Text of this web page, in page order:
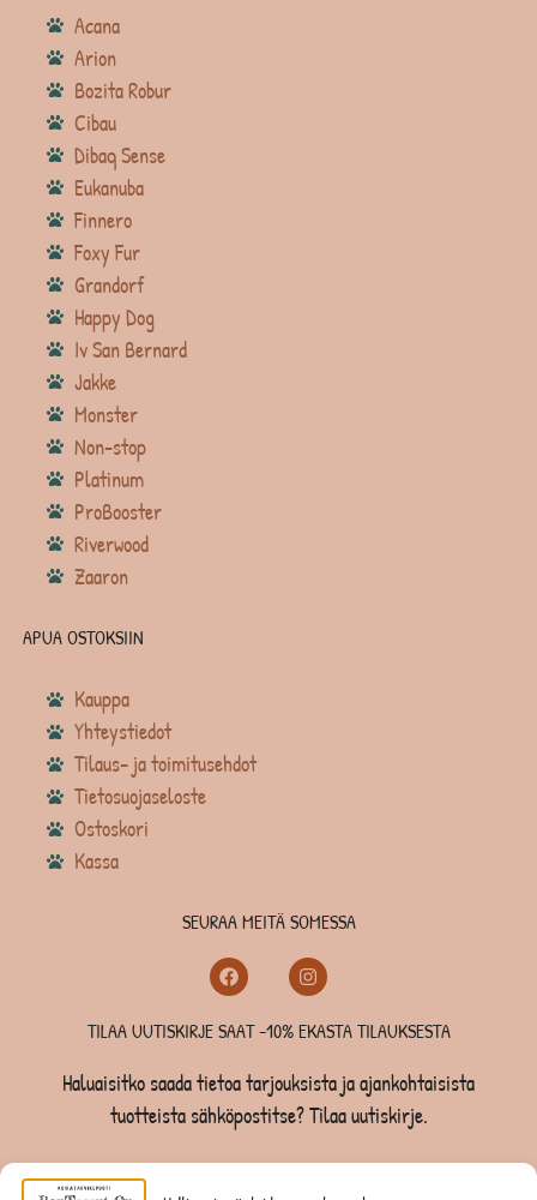
Acana
Arion
Bozita Robur
Cibau
Dibaq Sense
Eukanuba
Finnero
Foxy Fur
Grandorf
Happy Dog
Iv San Bernard
Jakke
Monster
Non-stop
Platinum
ProBooster
Riverwood
Zaaron
APUA OSTOKSIIN
Kauppa
Yhteystiedot
Tilaus- ja toimitusehdot
Tietosuojaseloste
Ostoskori
Kassa
SEURAA MEITÄ SOMESSA
TILAA UUTISKIRJE SAAT -10% EKASTA TILAUKSESTA
Haluaisitko saada tietoa tarjouksista ja ajankohtaisista
tuotteista sähköpostitse? Tilaa uutiskirje.
TILAA UUTISKIRJE -SAAT -10% EKASTA TILAUKSESTA